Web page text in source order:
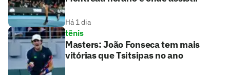
Há 1 dia
tênis
Masters: João Fonseca tem mais
vitórias que Tsitsipas no ano